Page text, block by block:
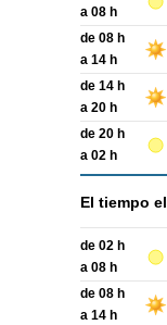
a 08 h
de 08 h
a 14 h
de 14 h
a 20 h
de 20 h
a 02 h
El tiempo el
de 02 h
a 08 h
de 08 h
a 14 h